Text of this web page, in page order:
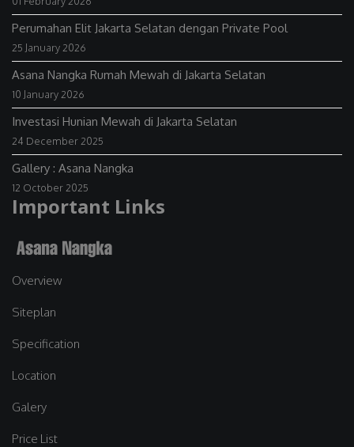
Perumahan Elit Jakarta Selatan dengan Private Pool
25 January 2026
Asana Nangka Rumah Mewah di Jakarta Selatan
10 January 2026
Investasi Hunian Mewah di Jakarta Selatan
24 December 2025
Gallery : Asana Nangka
12 October 2025
Important Links
Overview
Siteplan
Specification
Location
Galery
Price List